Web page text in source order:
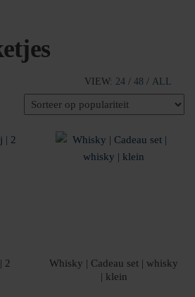
VIEW: 24 / 48 / ALL
2
Whisky | Cadeau set | whisky
| klein